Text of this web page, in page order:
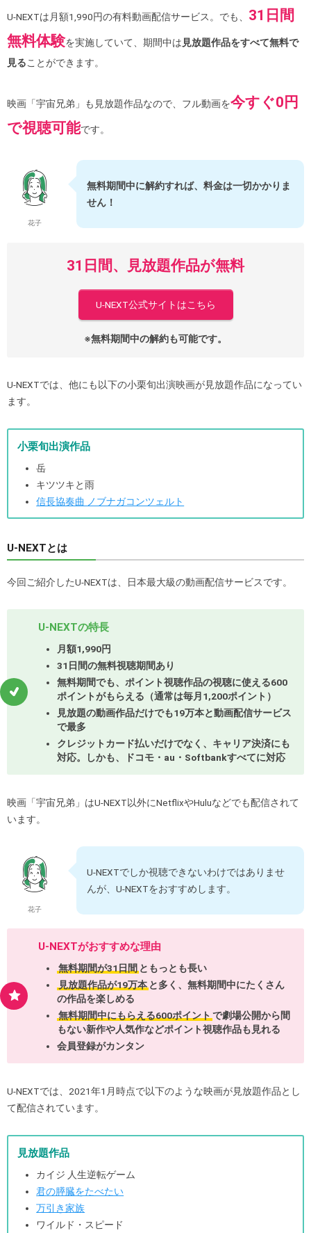
U-NEXTは月額1,990円の有料動画配信サービス。でも、 31日間
無料体験を実施していて、期間中は 見放題作品をすべて無料で
見ることができます。
映画「宇宙兄弟」も見放題作品なので、フル動画を今すぐ0円
で視聴可能です。
花子
無料期間中に解約すれば、料金は一切かかりま
せん！
31日間、見放題作品が無料
U-NEXT公式サイトはこちら
※無料期間中の解約も可能です。
U-NEXTでは、他にも以下の小栗旬出演映画が見放題作品になってい
ます。
小栗旬出演作品
岳
キツツキと雨
信長協奏曲 ノブナガコンツェルト
U-NEXTとは
今回ご紹介したU-NEXTは、日本最大級の動画配信サービスです。
U-NEXTの特長
月額1,990円
31日間の無料視聴期間あり
無料期間でも、ポイント視聴作品の視聴に使える600
ポイントがもらえる（通常は毎月1,200ポイント）
見放題の動画作品だけでも19万本と動画配信サービス
で最多
クレジットカード払いだけでなく、キャリア決済にも
対応。しかも、ドコモ・au・Softbankすべてに対応
映画「宇宙兄弟」はU-NEXT以外にNetflixやHuluなどでも配信されて
います。
花子
U-NEXTでしか視聴できないわけではありませ
んが、U-NEXTをおすすめします。
U-NEXTがおすすめな理由
無料期間が31日間 ともっとも長い
見放題作品が19万本 と多く、無料期間中にたくさん
の作品を楽しめる
無料期間中にもらえる600ポイントで劇場公開から間
もない新作や人気作などポイント視聴作品も見れる
会員登録がカンタン
U-NEXTでは、2021年1月時点で以下のような映画が見放題作品とし
て配信されています。
見放題作品
カイジ 人生逆転ゲーム
君の膵臓をたべたい
万引き家族
ワイルド・スピード